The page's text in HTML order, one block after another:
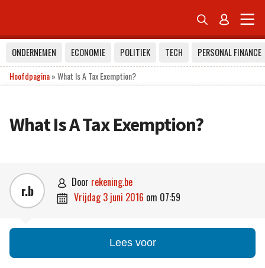
 
ONDERNEMEN ECONOMIE POLITIEK TECH
PERSONAL FINANCE
Hoofdpagina»What Is A Tax Exemption?
What Is A Tax Exemption?
r.b  door rekening.be
 vrijdag 3 juni 2016 om 07:59
Lees voor